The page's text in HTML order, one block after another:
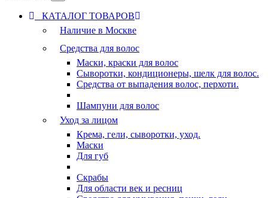
КАТАЛОГ ТОВАРОВ
Наличие в Москве
Средства для волос
Маски, краски для волос
Сыворотки, кондиционеры, шелк для волос.
Средства от выпадения волос, перхоти.
Шампуни для волос
Уход за лицом
Крема, гели, сыворотки, уход.
Маски
Для губ
Скрабы
Для области век и ресниц